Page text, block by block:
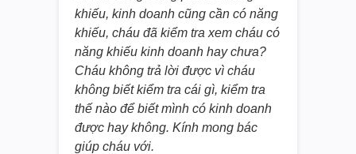
khiếu, kinh doanh cũng cần có năng
khiếu, cháu đã kiểm tra xem cháu có
năng khiếu kinh doanh hay chưa?
Cháu không trả lời được vì cháu
không biết kiểm tra cái gì, kiểm tra
thế nào để biết mình có kinh doanh
được hay không. Kính mong bác
giúp cháu với.